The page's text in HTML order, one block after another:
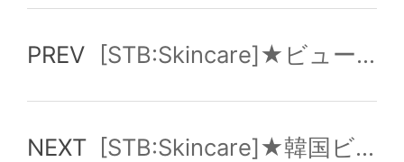
PREV [STB:Skincare]★ビューティートレンド★ ジェリー トゥ オイル クレンザー(プライベートラベル)
NEXT [STB:Skincare]★韓国ビューティートレンド★ シルキー アクティベーター(OEM/ODM)